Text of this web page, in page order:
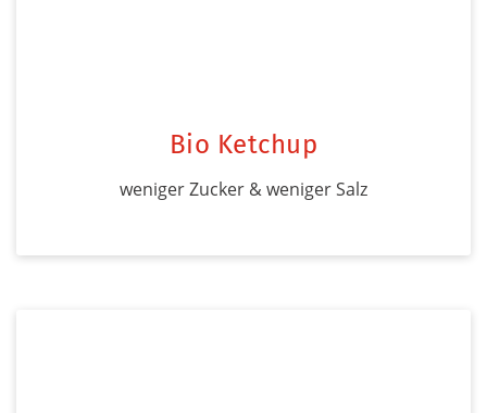
Bio Ketchup
weniger Zucker & weniger Salz